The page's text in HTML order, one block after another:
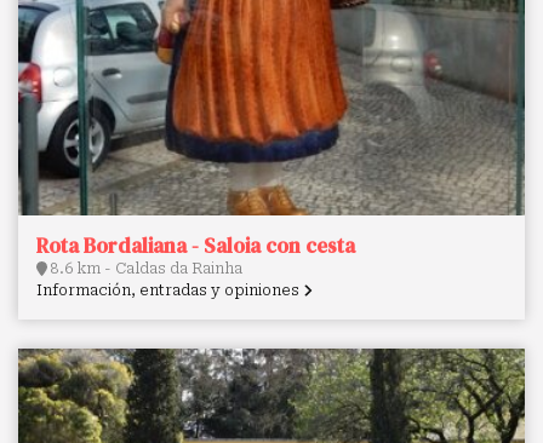
Rota Bordaliana - Saloia con cesta
8.6 km - Caldas da Rainha
Información, entradas y opiniones